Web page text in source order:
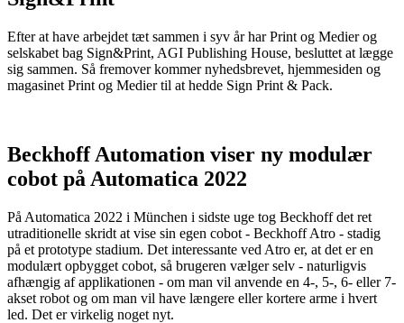
Efter at have arbejdet tæt sammen i syv år har Print og Medier og
selskabet bag Sign&Print, AGI Publishing House, besluttet at lægge
sig sammen. Så fremover kommer nyhedsbrevet, hjemmesiden og
magasinet Print og Medier til at hedde Sign Print & Pack.
Beckhoff Automation viser ny modulær
cobot på Automatica 2022
På Automatica 2022 i München i sidste uge tog Beckhoff det ret
utraditionelle skridt at vise sin egen cobot - Beckhoff Atro - stadig
på et prototype stadium. Det interessante ved Atro er, at det er en
modulært opbygget cobot, så brugeren vælger selv - naturligvis
afhængig af applikationen - om man vil anvende en 4-, 5-, 6- eller 7-
akset robot og om man vil have længere eller kortere arme i hvert
led. Det er virkelig noget nyt.